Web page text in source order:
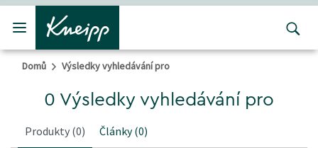
Přejít na hlavní obsah
Přejít na obsah patičky
Domů Výsledky vyhledávání pro
0 Výsledky vyhledávání pro
Produkty (0) Články(0)